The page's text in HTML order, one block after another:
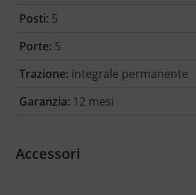
Posti: 5
Porte: 5
Trazione: integrale permanente
Garanzia: 12 mesi
Accessori